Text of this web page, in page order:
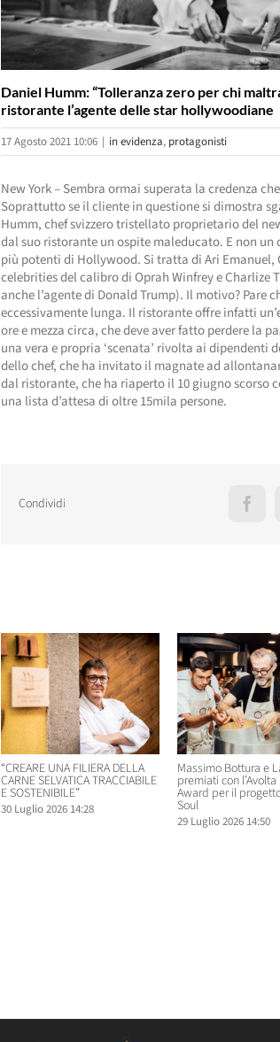
Daniel Humm: “Tolleranza zero per chi
ristorante l’agente delle star hollywoodiane
17 Agosto 2021 10:06 | in evidenza, protagonisti
New York – Sembra ormai superata la credenza
Soprattutto se il cliente in questione si dimostra
Humm, chef svizzero tristellato proprietario del
dal suo ristorante un ospite maleducato. E non
più potenti di Hollywood. Si tratta di Ari Emanuel,
celebrities del calibro di Oprah Winfrey e Charlize
anche l’agente di Donald Trump). Il motivo? Pare
eccessivamente lunga. Il ristorante offre infatti
ore e mezza circa, che deve aver fatto perdere la
una vera e propria ‘scenata’ rivolta ai dipendenti
dello chef, che ha invitato il magnate ad
dal ristorante, che ha riaperto il 10 giugno scorso
una lista d’attesa di oltre 15mila persone.
Condividi
“CREARE UNA FILIERA DELLA
CARNE SELVATICA TRACCIABILE
E SOSTENIBILE”
30 Luglio 2026 14:28
Massimo Bottura e
premiati con
Award per il
Soul
29 Luglio 2026 14:50